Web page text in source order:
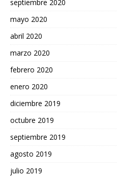
septiembre 2020
mayo 2020
abril 2020
marzo 2020
febrero 2020
enero 2020
diciembre 2019
octubre 2019
septiembre 2019
agosto 2019
julio 2019